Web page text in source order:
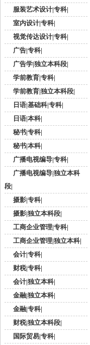
服装艺术设计|专科|
室内设计|专科|
视觉传达设计|专科|
广告|专科|
广告学|独立本科段|
学前教育|专科|
学前教育|独立本科段|
日语|基础科|专科|
日语|本科|
秘书|专科|
秘书|本科|
广播电视编导|专科|
广播电视编导|独立本科
段|
摄影|专科|
摄影|独立本科段|
工商企业管理|专科|
工商企业管理|独立本科|
会计|专科|
财税|专科|
会计|独立本科|
金融|独立本科|
金融|专科|
财税|独立本科段|
国际贸易|专科|